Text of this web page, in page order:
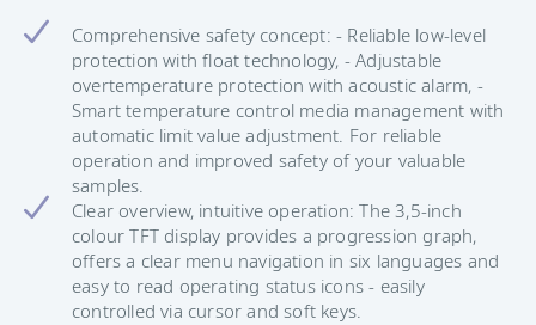
Comprehensive safety concept: - Reliable low-level
protection with float technology, - Adjustable
overtemperature protection with acoustic alarm, -
Smart temperature control media management with
automatic limit value adjustment. For reliable
operation and improved safety of your valuable
samples.
Clear overview, intuitive operation: The 3,5-inch
colour TFT display provides a progression graph,
offers a clear menu navigation in six languages and
easy to read operating status icons - easily
controlled via cursor and soft keys.